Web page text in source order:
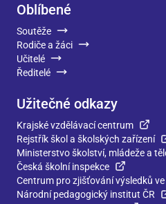
Oblíbené
Soutěže
Rodiče a žáci
Učitelé
Ředitelé
Užitečné odkazy
Krajské vzdělávací centrum
Rejstřík škol a školských zařízení
Ministerstvo školství, mládeže a
Česká školní inspekce
Centrum pro zjišťování výsledků
Národní pedagogický institut ČR